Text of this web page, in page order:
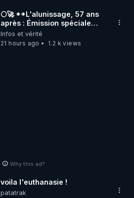
🌕🚀 **L'alunissage, 57 ans
après : Émission spéciale
avec John Doe !** 👨 🚀✨
Infos et vérité
21 hours ago
1.2 k views
Why this ad?
voila l'euthanasie !
patatrak